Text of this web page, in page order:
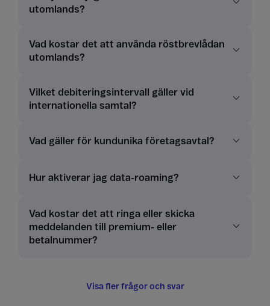
utomlands?
Vad kostar det att använda röstbrevlådan
utomlands?
Vilket debiteringsintervall gäller vid
internationella samtal?
Vad gäller för kundunika företagsavtal?
Hur aktiverar jag data-roaming?
Vad kostar det att ringa eller skicka
meddelanden till premium- eller
betalnummer?
Visa fler frågor och svar